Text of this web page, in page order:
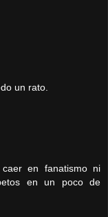
un rato.
en fanatismo ni
en un poco de